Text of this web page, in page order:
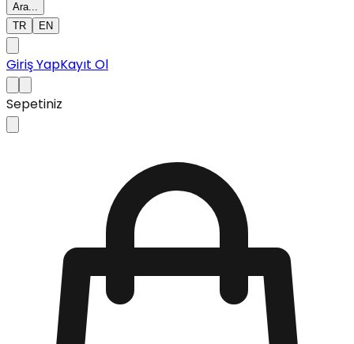
Ara...
TR
EN
Giriş YapKayıt Ol
Sepetiniz